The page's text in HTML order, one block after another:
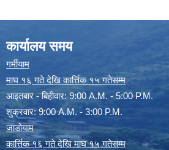
कार्यालय समय
गर्मीयाम
माघ १६ गते देखि कार्त्तिक १५ गतेसम्म
आइतबार - बिहीवार: 9:00 A.M. - 5:00 P.M.
शुक्रवार: 9:00 A.M. - 3:00 P.M.
जाडोयाम
कार्त्तिक १६ गते देखि माघ १५ गतेसम्म